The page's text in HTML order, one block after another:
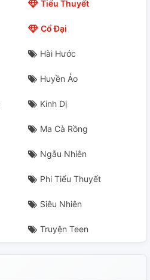
Tiểu Thuyết
Cổ Đại
Hài Hước
Huyền Ảo
Kinh Dị
Ma Cà Rồng
Ngẫu Nhiên
Phi Tiểu Thuyết
Siêu Nhiên
Truyện Teen